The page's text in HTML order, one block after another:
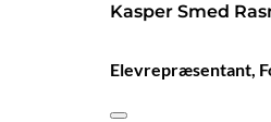
Kasper Smed
Elevrepræsentant,